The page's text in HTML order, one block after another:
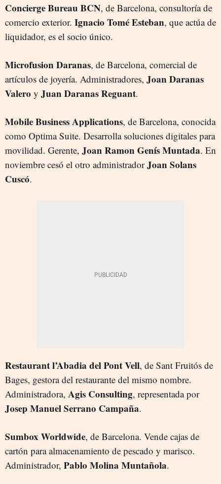
Concierge Bureau BCN, de Barcelona, consultoría de
comercio exterior. Ignacio Tomé Esteban, que actúa de
liquidador, es el socio único.
Microfusion Daranas, de Barcelona, comercial de
artículos de joyería. Administradores, Joan Daranas
Valero y Juan Daranas Reguant.
Mobile Business Applications, de Barcelona, conocida
como Optima Suite. Desarrolla soluciones digitales para
movilidad. Gerente, JoanRamon Genís Muntada. En
noviembre cesó el otro administradorJoan Solans
Cuscó.
Restaurant l’Abadia del Pont Vell, de Sant Fruitós de
Bages, gestora del restaurante del mismo nombre.
Administradora, Agis Consulting, representada por
Josep Manuel Serrano Campaña.
Sumbox Worldwide, de Barcelona. Vende cajas de
cartón para almacenamiento de pescado y marisco.
Administrador, Pablo Molina Muntañola.